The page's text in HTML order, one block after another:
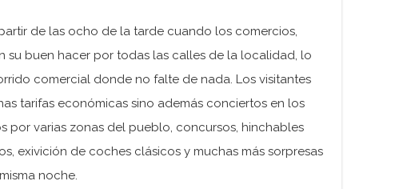
de las ocho de la tarde cuando los comercios,
su buen hacer por todas las calles de la localidad, lo
comercial donde no falte de nada. Los visitantes
tarifas económicas sino además conciertos en los
por varias zonas del pueblo, concursos, hinchables
exivición de coches clásicos y muchas más sorpresas
noche.